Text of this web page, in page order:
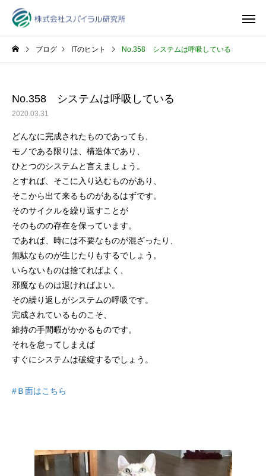
ブログ ITのヒント No.358 システムは呼吸している
No.358 システムは呼吸している
2020.03.31
どんなに完成されたものであっても、
モノである限りは、構造体であり、
ひとつのシステムと言えましょう。
とすれば、そこに入り込むものがあり、
そこから出て来るものがあるはずです。
そのサイクルを繰り返すことが
そのものの存在を保っています。
であれば、時には不要なものが混ざったり、
無駄なものが生じたりもするでしょう。
いらないものは捨てればよく、
邪魔なものは退ければよい。
その繰り返しがシステムの呼吸です。
完成されているものこそ、
維持の手間暇がかかるものです。
それを怠ってしまえば
すぐにシステムは破綻するでしょう。
#Ｂ面はこちら